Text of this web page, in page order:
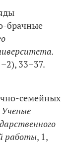
брачные
33–37.
семейных
Ученые
работы, 1,